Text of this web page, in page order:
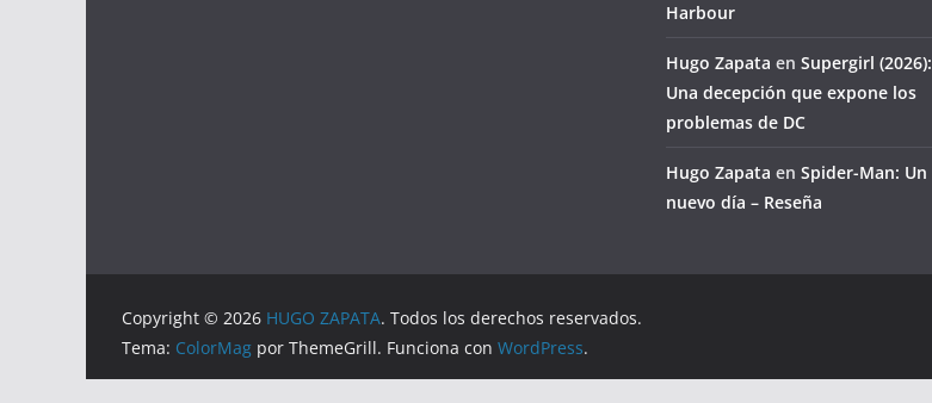
Harbour
Hugo Zapata en Supergirl (2026):
Una decepción que expone los
problemas de DC
Hugo Zapata en Spider-Man: Un
nuevo día – Reseña
Copyright © 2026 HUGO ZAPATA. Todos los derechos reservados.
Tema: ColorMag por ThemeGrill. Funciona con WordPress.